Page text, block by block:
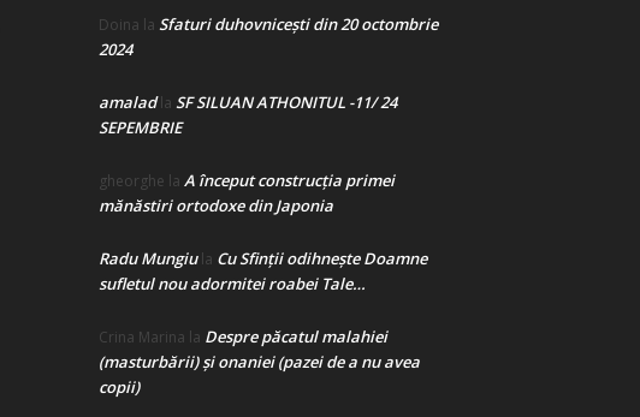
Doina la Sfaturi duhovnicești din 20 octombrie
2024
amaladla SF SILUAN ATHONITUL -11/ 24
SEPEMBRIE
gheorghe la A început construcţia primei
mănăstiri ortodoxe din Japonia
Radu Mungiula Cu Sfinții odihnește Doamne
sufletul nou adormitei roabei Tale…
Crina Marina la Despre păcatul malahiei
(masturbării) şi onaniei (pazei de a nu avea
copii)